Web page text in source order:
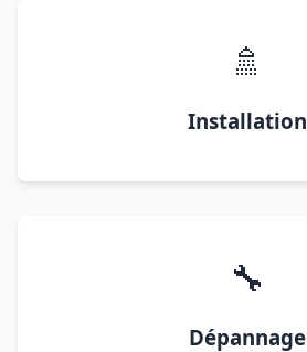
🚿
Installation
🔧
Dépannage